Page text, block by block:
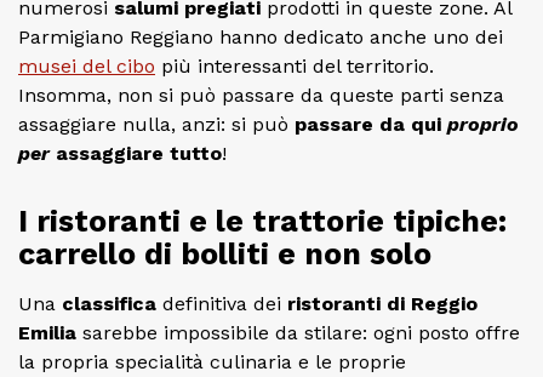
numerosi salumi pregiati prodotti in queste zone. Al
Parmigiano Reggiano hanno dedicato anche uno dei
musei del cibo più interessanti del territorio.
Insomma, non si può passare da queste parti senza
assaggiare nulla, anzi: si può passare da qui proprio
perassaggiare tutto!
I ristoranti e le trattorie tipiche:
carrello di bolliti e non solo
Una classifica definitiva dei ristoranti di Reggio
Emilia sarebbe impossibile da stilare: ogni posto offre
la propria specialità culinaria e le proprie